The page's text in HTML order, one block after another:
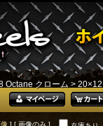
Octane クローム > 20×12
] [ 画像のみ ]